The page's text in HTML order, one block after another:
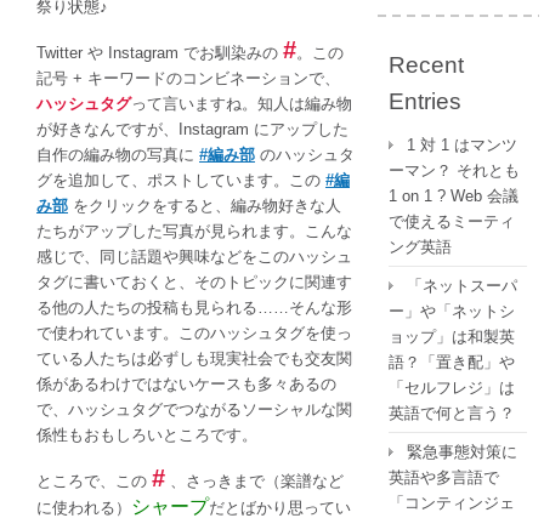
祭り状態♪
Twitter や Instagram でお馴染みの #。この
記号 + キーワードのコンビネーションで、
ハッシュタグって言いますね。知人は編み物
が好きなんですが、Instagram にアップした
自作の編み物の写真に #編み部 のハッシュタ
グを追加して、ポストしています。この #編
み部 をクリックをすると、編み物好きな人
たちがアップした写真が見られます。こんな
感じで、同じ話題や興味などをこのハッシュ
タグに書いておくと、そのトピックに関連す
る他の人たちの投稿も見られる……そんな形
で使われています。このハッシュタグを使っ
ている人たちは必ずしも現実社会でも交友関
係があるわけではないケースも多々あるの
で、ハッシュタグでつながるソーシャルな関
係性もおもしろいところです。
ところで、この # 、さっきまで（楽譜など
に使われる）
シャープだとばかり思ってい
Recent
Entries
1 対 1 はマンツ
ーマン？ それとも
1 on 1 ? Web 会議
で使えるミーティ
ング英語
「ネットスーパ
ー」や「ネットシ
ョップ」は和製英
語？「置き配」や
「セルフレジ」は
英語で何と言う？
緊急事態対策に
英語や多言語で
「コンティンジェ